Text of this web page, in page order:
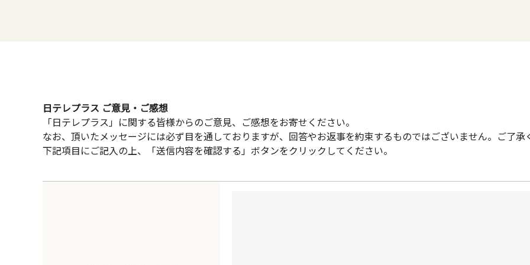
日テレプラス ご意見・ご感想
「日テレプラス」に関する皆様からのご意見、ご感想をお寄せください。
なお、頂いたメッセージには必ず目を通しておりますが、回答やお返事を約束するものではございません。ご了承
下記項目にご記入の上、「送信内容を確認する」ボタンをクリックしてください。